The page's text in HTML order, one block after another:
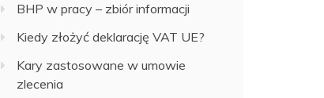
BHP w pracy – zbiór informacji
Kiedy złożyć deklarację VAT UE?
Kary zastosowane w umowie
zlecenia